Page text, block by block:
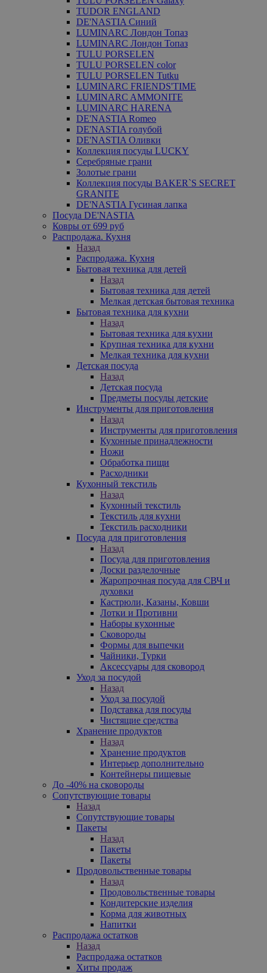
TUDOR ENGLAND
DE'NASTIA Синий
LUMINARC Лондон Топаз
LUMINARC Лондон Топаз
TULU PORSELEN
TULU PORSELEN color
TULU PORSELEN Tutku
LUMINARC FRIENDS'TIME
LUMINARC AMMONITE
LUMINARC HARENA
DE'NASTIA Romeo
DE'NASTIA голубой
DE'NASTIA Оливки
Коллекция посуды LUCKY
Серебряные грани
Золотые грани
Коллекция посуды BAKER`S SECRET
GRANITE
DE'NASTIA Гусиная лапка
Посуда DE'NASTIA
Ковры от 699 руб
Распродажа. Кухня
Назад
Распродажа. Кухня
Бытовая техника для детей
Назад
Бытовая техника для детей
Мелкая детская бытовая техника
Бытовая техника для кухни
Назад
Бытовая техника для кухни
Крупная техника для кухни
Мелкая техника для кухни
Детская посуда
Назад
Детская посуда
Предметы посуды детские
Инструменты для приготовления
Назад
Инструменты для приготовления
Кухонные принадлежности
Ножи
Обработка пищи
Расходники
Кухонный текстиль
Назад
Кухонный текстиль
Текстиль для кухни
Текстиль расходники
Посуда для приготовления
Назад
Посуда для приготовления
Доски разделочные
Жаропрочная посуда для СВЧ и
духовки
Кастрюли, Казаны, Ковши
Лотки и Противни
Наборы кухонные
Сковороды
Формы для выпечки
Чайники, Турки
Аксессуары для сковород
Уход за посудой
Назад
Уход за посудой
Подставка для посуды
Чистящие средства
Хранение продуктов
Назад
Хранение продуктов
Интерьер дополнительно
Контейнеры пищевые
До -40% на сковороды
Сопутствующие товары
Назад
Сопутствующие товары
Пакеты
Назад
Пакеты
Пакеты
Продовольственные товары
Назад
Продовольственные товары
Кондитерские изделия
Корма для животных
Напитки
Распродажа остатков
Назад
Распродажа остатков
Хиты продаж